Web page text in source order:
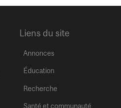
Liens du site
Annonces
Éducation
Recherche
Santé et communauté